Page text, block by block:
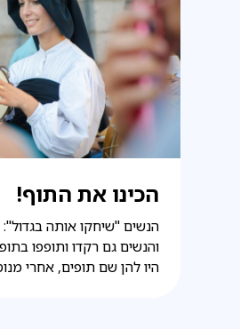
הכינו את התוף!
הנשים "שיחקו אותה
והנשים גם רקדו ותופפו
היו להן שם תופים, אחרי